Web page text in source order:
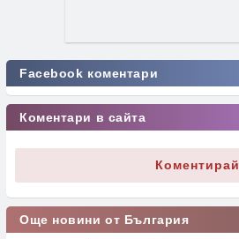
Facebook коментари
Коментари в сайта
Коментирай
Още новини от България